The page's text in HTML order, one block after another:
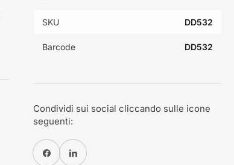
SKU DD532
Barcode DD532
Condividi sui social cliccando sulle icone
seguenti:
Condividi su FacebookCondividi su Pinterest